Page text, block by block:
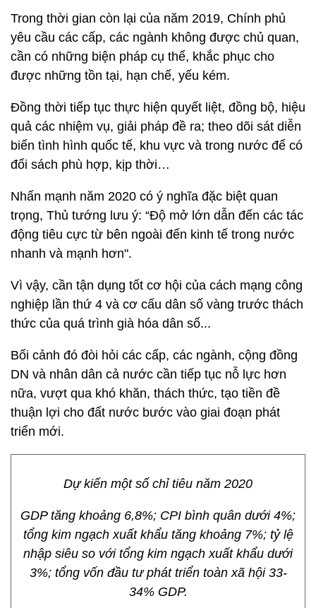
Trong thời gian còn lại của năm 2019, Chính phủ
yêu cầu các cấp, các ngành không được chủ quan,
cần có những biện pháp cụ thể, khắc phục cho
được những tồn tại, hạn chế, yếu kém.
Đồng thời tiếp tục thực hiện quyết liệt, đồng bộ, hiệu
quả các nhiệm vụ, giải pháp đề ra; theo dõi sát diễn
biến tình hình quốc tế, khu vực và trong nước để có
đối sách phù hợp, kịp thời…
Nhấn mạnh năm 2020 có ý nghĩa đặc biệt quan
trọng, Thủ tướng lưu ý: “Độ mở lớn dẫn đến các tác
động tiêu cực từ bên ngoài đến kinh tế trong nước
nhanh và mạnh hơn".
Vì vậy, cần tận dụng tốt cơ hội của cách mạng công
nghiệp lần thứ 4 và cơ cấu dân số vàng trước thách
thức của quá trình già hóa dân số...
Bối cảnh đó đòi hỏi các cấp, các ngành, cộng đồng
DN và nhân dân cả nước cần tiếp tục nỗ lực hơn
nữa, vượt qua khó khăn, thách thức, tạo tiền đề
thuận lợi cho đất nước bước vào giai đoạn phát
triển mới.
Dự kiến một số chỉ tiêu năm 2020
GDP tăng khoảng 6,8%; CPI bình quân dưới 4%;
tổng kim ngạch xuất khẩu tăng khoảng 7%; tỷ lệ
nhập siêu so với tổng kim ngạch xuất khẩu dưới
3%; tổng vốn đầu tư phát triển toàn xã hội 33-
34% GDP.